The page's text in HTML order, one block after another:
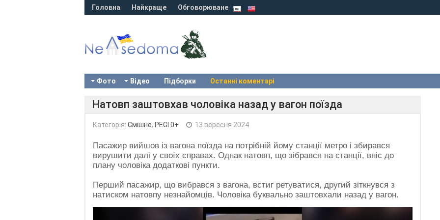
Головна Найкраще Обговорюване
Фото Відео Підборки Останні коментарі
Натовп заштовхав чоловіка назад у вагон поїзда
Категорія: Смішне, PEGI 0+ 13 вересня 2024
Пасажир вийшов із вагона поїзда на потрібній йому станції метро і збирався
вирушити далі у своїх справах. Однак натовп, що зібрався на станції, вніс до
плану чоловіка додаткові пункти.
Перший пасажир, що вибрався з вагона, встиг ретуватися, другий зіткнувся з
натиском натовпу незнайомців. Чоловіка буквально заштовхали назад у вагон.